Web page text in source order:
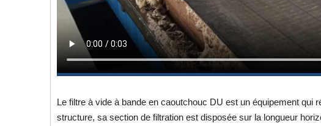
Le filtre à vide à bande en caoutchouc DU est un équipement
structure, sa section de filtration est disposée sur la longueur